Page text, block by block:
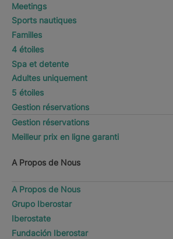
Meetings
Sports nautiques
Familles
4 étoiles
Spa et detente
Adultes uniquement
5 étoiles
Gestion réservations
Gestion réservations
Meilleur prix en ligne garanti
A Propos de Nous
A Propos de Nous
Grupo Iberostar
Iberostate
Fundación Iberostar